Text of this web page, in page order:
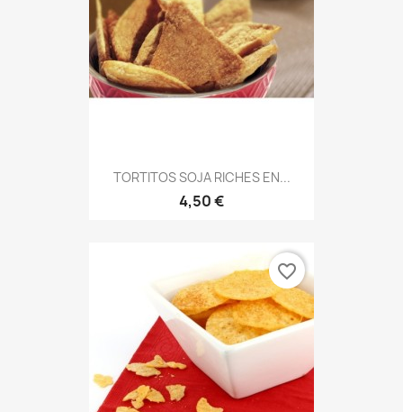
TORTITOS SOJA RICHES EN...
4,50 €
favorite_border